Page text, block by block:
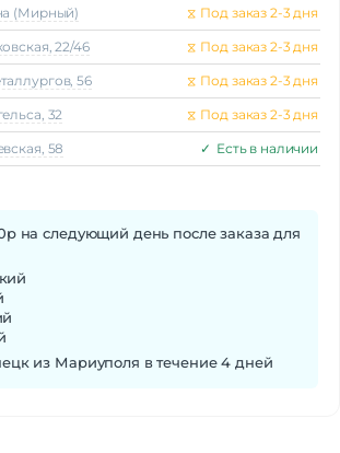
(Мирный) ⧖ Под заказ 2-3 дня
22/46 ⧖ Под заказ 2-3 дня
56 ⧖ Под заказ 2-3 дня
32 ⧖ Под заказ 2-3 дня
58 ✓ Есть в наличии
на следующий день после заказа для
из Мариуполя в течение 4 дней